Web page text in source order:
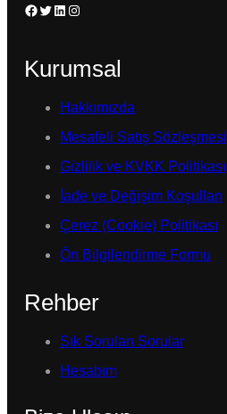
Facebook Twitter LinkedIn Instagram
Kurumsal
Hakkımızda
Mesafeli Satış Sözleşmesi
Gizlilik ve KVKK Politikası
İade ve Değişim Koşulları
Çerez (Cookie) Politikası
Ön Bilgilendirme Formu
Rehber
Sık Sorulan Sorular
Hesabım